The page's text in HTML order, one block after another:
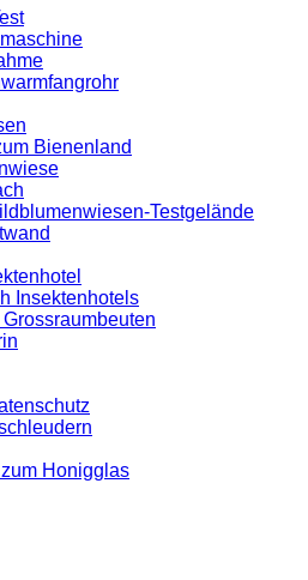
Bienenland
Testgelände
Insektenhotels
Honigglas